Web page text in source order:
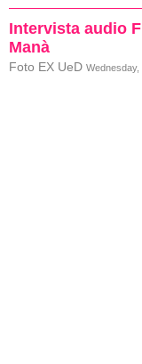
Intervista audio
Manà
Foto EX UeD